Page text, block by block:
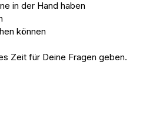
in der Hand haben
können
Zeit für Deine Fragen geben.